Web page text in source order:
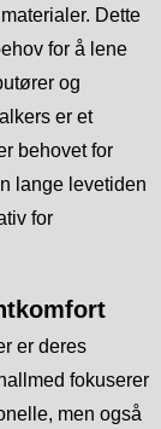
Dette
for å lene
og
er et
behovet for
lange levetiden
for
er deres
fokuserer
men også